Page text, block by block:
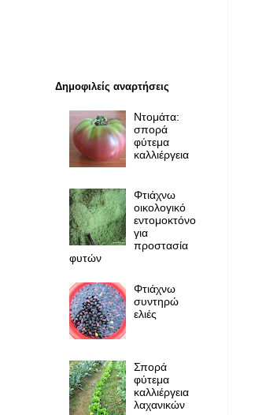
Δημοφιλείς αναρτήσεις
Ντομάτα:
σπορά
φύτεμα
καλλιέργεια
Φτιάχνω
οικολογικό
εντομοκτόνο
για
προστασία
φυτών
Φτιάχνω
συντηρώ
ελιές
Σπορά
φύτεμα
καλλιέργεια
λαχανικών